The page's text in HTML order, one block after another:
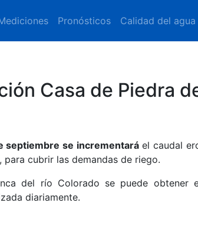
Pronósticos Calidad del agua
Casa de Piedra
septiembre se incrementaráel caudal
, para cubrir las demandas de riego.
del río Colorado se puede obtener
diariamente.